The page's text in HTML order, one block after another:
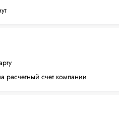
расчетный счет компании